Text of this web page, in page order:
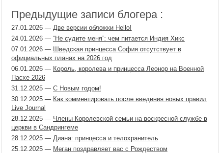
Предыдущие записи блогера :
27.01.2026 — Две версии обложки Hello!
24.01.2026 — “Не судите меня”: чем питается Индия Хикс
07.01.2026 — Шведская принцесса София отсутствует в
официальных планах на 2026 год
06.01.2026 — Король, королева и принцесса Леонор на Военной
Пасхе 2026
31.12.2025 — С Новым годом!
30.12.2025 — Как комментировать после введения новых правил
Live Journal
28.12.2025 — Члены Королевской семьи на воскресной службе в
церкви в Сандрингеме
28.12.2025 — Диана: принцесса и телохранитель
25.12.2025 — Меган поздравляет вас с Рождеством